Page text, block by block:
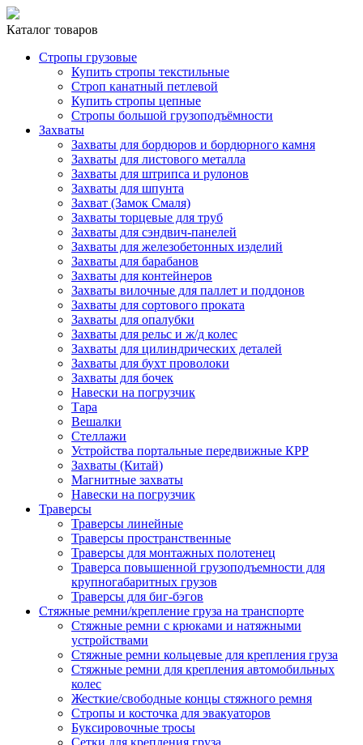
Каталог товаров
Стропы грузовые
Купить стропы текстильные
Строп канатный петлевой
Купить стропы цепные
Стропы большой грузоподъёмности
Захваты
Захваты для бордюров и бордюрного камня
Захваты для листового металла
Захваты для штрипса и рулонов
Захваты для шпунта
Захват (Замок Смаля)
Захваты торцевые для труб
Захваты для сэндвич-панелей
Захваты для железобетонных изделий
Захваты для барабанов
Захваты для контейнеров
Захваты вилочные для паллет и поддонов
Захваты для сортового проката
Захваты для опалубки
Захваты для рельс и ж/д колес
Захваты для цилиндрических деталей
Захваты для бухт проволоки
Захваты для бочек
Навески на погрузчик
Тара
Вешалки
Стеллажи
Устройства портальные передвижные КРР
Захваты (Китай)
Магнитные захваты
Навески на погрузчик
Траверсы
Траверсы линейные
Траверсы пространственные
Траверсы для монтажных полотенец
Траверса повышенной грузоподъемности для
крупногабаритных грузов
Траверсы для биг-бэгов
Стяжные ремни/крепление груза на транспорте
Стяжные ремни с крюками и натяжными
устройствами
Стяжные ремни кольцевые для крепления груза
Стяжные ремни для крепления автомобильных
колес
Жесткие/свободные концы стяжного ремня
Стропы и косточка для эвакуаторов
Буксировочные тросы
Сетки для крепления груза